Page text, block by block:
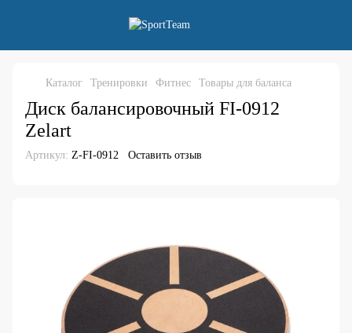
Каталог Тренировки Фитнес Товары для баланса
Диск балансировочный FI-0912
Zelart
Артикул: Z-FI-0912 Оставить отзыв